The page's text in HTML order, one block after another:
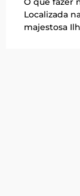
Localizada
majestosa